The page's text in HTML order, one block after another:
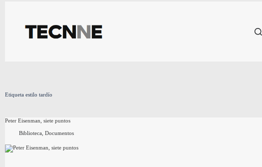
Etiqueta estilo tardío
Peter Eisenman, siete puntos
Biblioteca, Documentos